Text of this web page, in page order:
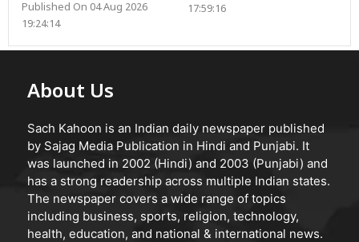
Published On 04 Aug 2026
19:24:14
17:59:16
About Us
Sach Kahoon is an Indian daily newspaper published
by Sajag Media Publication in Hindi and Punjabi. It
was launched in 2002 (Hindi) and 2003 (Punjabi) and
has a strong readership across multiple Indian states.
The newspaper covers a wide range of topics
including business, sports, religion, technology,
health, education, and national & international news.